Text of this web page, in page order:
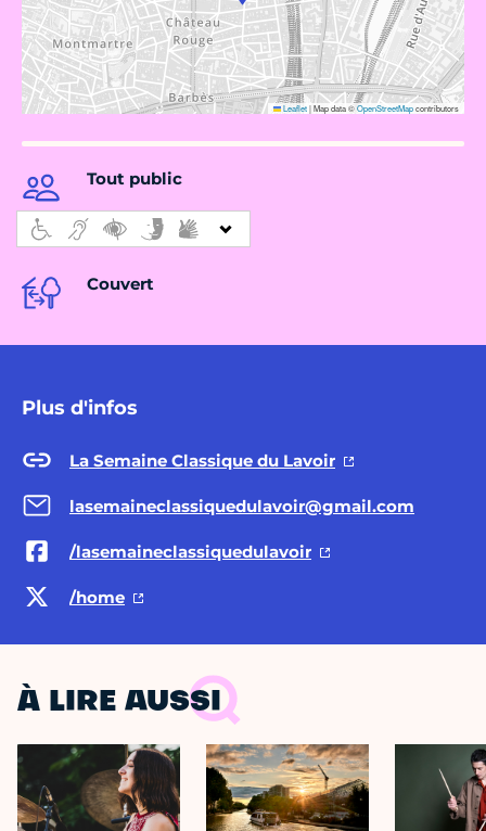
Leaflet|Map data ©OpenStreetMapcontributors
Tout public
Couvert
Plus d'infos
La Semaine Classique du Lavoir
lasemaineclassiquedulavoir@gmail.com
/lasemaineclassiquedulavoir
/home
À LIRE AUSSI